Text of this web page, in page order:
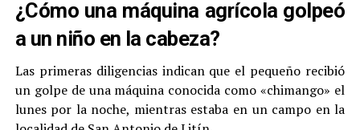
¿Cómo una máquina agrícola golpeó
a un niño en la cabeza?
Las primeras diligencias indican que el pequeño recibió
un golpe de una máquina conocida como «chimango» el
lunes por la noche, mientras estaba en un campo en la